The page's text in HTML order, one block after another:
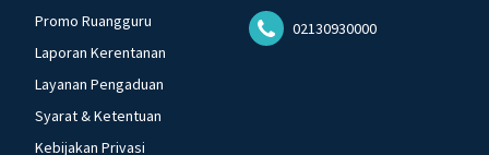
Promo Ruangguru
Laporan Kerentanan
Layanan Pengaduan
Syarat & Ketentuan
Kebijakan Privasi
02130930000